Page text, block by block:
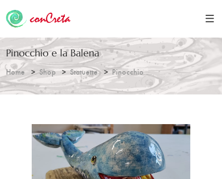
Pinocchio e la Balena
Home Shop Statuette Pinocchio